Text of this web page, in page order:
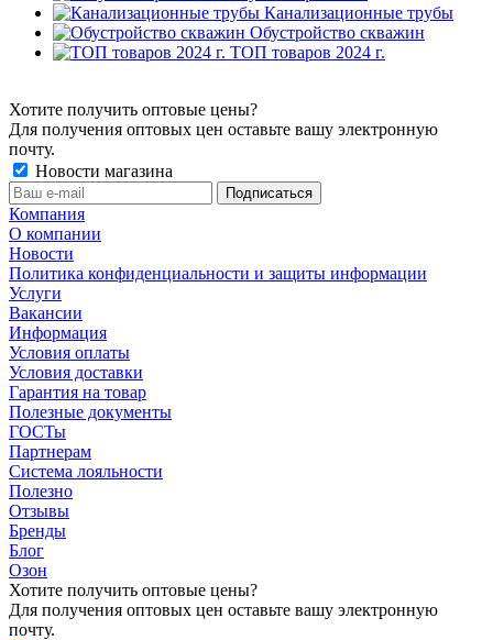
Канализационные трубы
Обустройство скважин
ТОП товаров 2024 г.
Хотите получить оптовые цены?
Для получения оптовых цен оставьте вашу электронную
почту.
Новости магазина
Компания
О компании
Новости
Политика конфиденциальности и защиты информации
Услуги
Вакансии
Информация
Условия оплаты
Условия доставки
Гарантия на товар
Полезные документы
ГОСТы
Партнерам
Система лояльности
Полезно
Отзывы
Бренды
Блог
Озон
Хотите получить оптовые цены?
Для получения оптовых цен оставьте вашу электронную
почту.